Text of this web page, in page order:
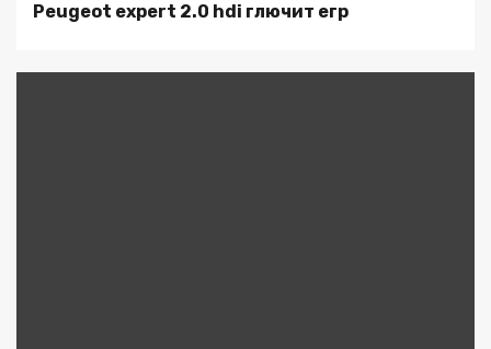
Peugeot expert 2.0 hdi глючит егр